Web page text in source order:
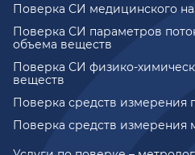
Поверка СИ медицинского
Поверка СИ параметров
объема веществ
Поверка СИ физико-
веществ
Поверка средств измерения
Поверка средств измерения